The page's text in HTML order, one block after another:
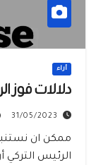
أراء
دلالات فوز
31/05/2023
ممكن ان
الرئيس التركي